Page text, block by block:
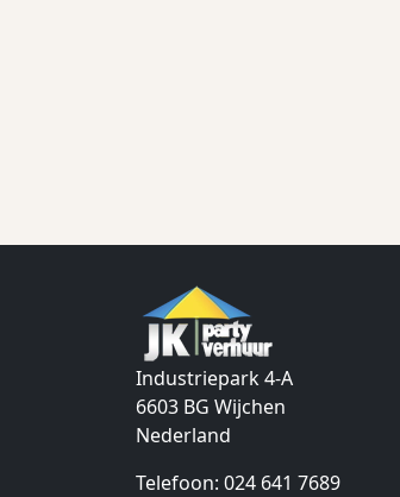
Industriepark 4-A
6603 BG Wijchen
Nederland
Telefoon: 024 641 7689